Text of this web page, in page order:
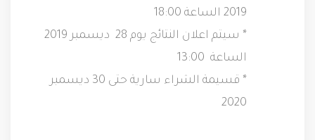
2020